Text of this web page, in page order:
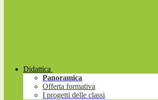
Didattica
Panoramica
Offerta formativa
I progetti delle classi